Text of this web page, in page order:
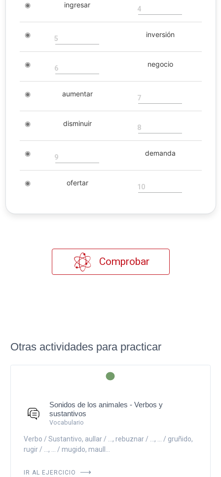
◉ ingresar 4
◉ 5 inversión
◉ 6 negocio
◉ aumentar 7
◉ disminuir 8
◉ 9 demanda
◉ ofertar 10
Comprobar
Otras actividades para practicar
Sonidos de los animales - Verbos y
sustantivos
Vocabulario
Verbo / Sustantivo, aullar / ..., rebuznar / ..., ... / gruñido,
rugir / ..., ... / mugido, maull...
IR AL EJERCICIO